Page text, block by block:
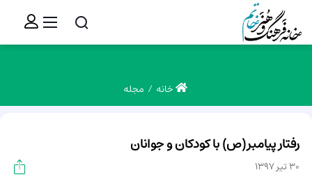
خانه مجله
رفتار پیامبر(ص) با کودکان و جوانان
30 تیر 1397